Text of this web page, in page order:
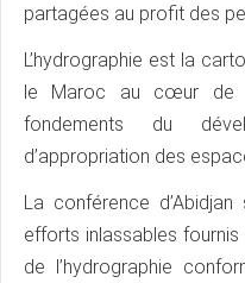
partagées au profit des
L’hydrographie est la
le Maroc au cœur de
fondements du
d’appropriation des
La conférence
efforts inlassables
de l’hydrographie